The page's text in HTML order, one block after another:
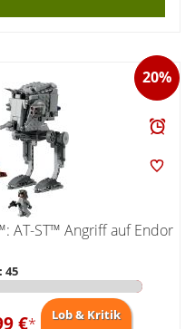
20%
AT-ST™ Angriff auf Endor
45
€*
Lob & Kritik